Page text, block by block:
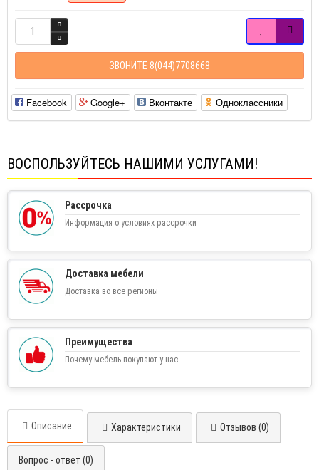
ЗВОНИТЕ 8(044)7708668
Facebook Google+ Вконтакте Одноклассники
ВОСПОЛЬЗУЙТЕСЬ НАШИМИ УСЛУГАМИ!
Рассрочка
Информация о условиях рассрочки
Доставка мебели
Доставка во все регионы
Преимущества
Почему мебель покупают у нас
Описание Характеристики Отзывов (0)
Вопрос - ответ (0)